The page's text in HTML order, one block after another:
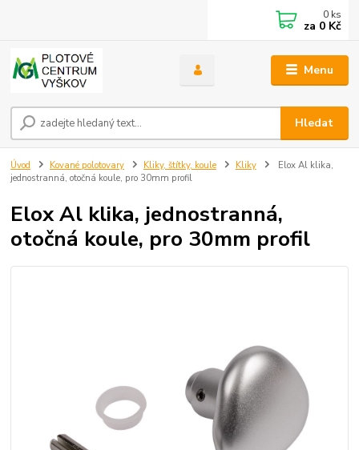
Menu
Hledat
0 ks
za 0 Kč
Úvod Kované polotovary Kliky, štítky, koule Kliky
Elox Al klika,
jednostranná, otočná koule, pro 30mm profil
Elox Al klika, jednostranná,
otočná koule, pro 30mm profil